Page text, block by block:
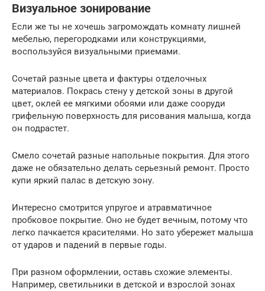
Визуальное зонирование
Если же ты не хочешь загромождать комнату лишней
мебелью, перегородками или конструкциями,
воспользуйся визуальными приемами.
Сочетай разные цвета и фактуры отделочных
материалов. Покрась стену у детской зоны в другой
цвет, оклей ее мягкими обоями или даже сооруди
грифельную поверхность для рисования малыша, когда
он подрастет.
Смело сочетай разные напольные покрытия. Для этого
даже не обязательно делать серьезный ремонт. Просто
купи яркий палас в детскую зону.
Интересно смотрится упругое и атравматичное
пробковое покрытие. Оно не будет вечным, потому что
легко пачкается красителями. Но зато убережет малыша
от ударов и падений в первые годы.
При разном оформлении, оставь схожие элементы.
Например, светильники в детской и взрослой зонах